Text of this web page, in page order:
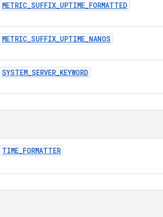
METRIC_SUFFIX_UPTIME_FORMATTED
METRIC_SUFFIX_UPTIME_NANOS
SYSTEM_SERVER_KEYWORD
TIME_FORMATTER